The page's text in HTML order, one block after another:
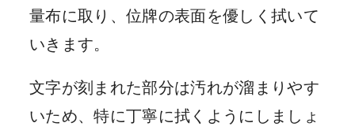
量布に取り、位牌の表面を優しく拭いて
いきます。
文字が刻まれた部分は汚れが溜まりやす
いため、特に丁寧に拭くようにしましょ